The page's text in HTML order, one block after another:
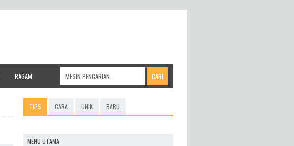
RAGAM
TIPS CARA UNIK BARU
MENU UTAMA